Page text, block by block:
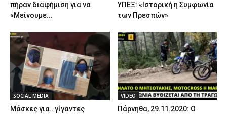
πήραν διαφήμιση για να
«Μείνουμε...
ΥΠΕΞ: «Ιστορική η Συμφωνία
των Πρεσπών»
SOCIAL MEDIA
Μάσκες για…γίγαντες
VIDEO
Πάρνηθα, 29.11.2020: Ο